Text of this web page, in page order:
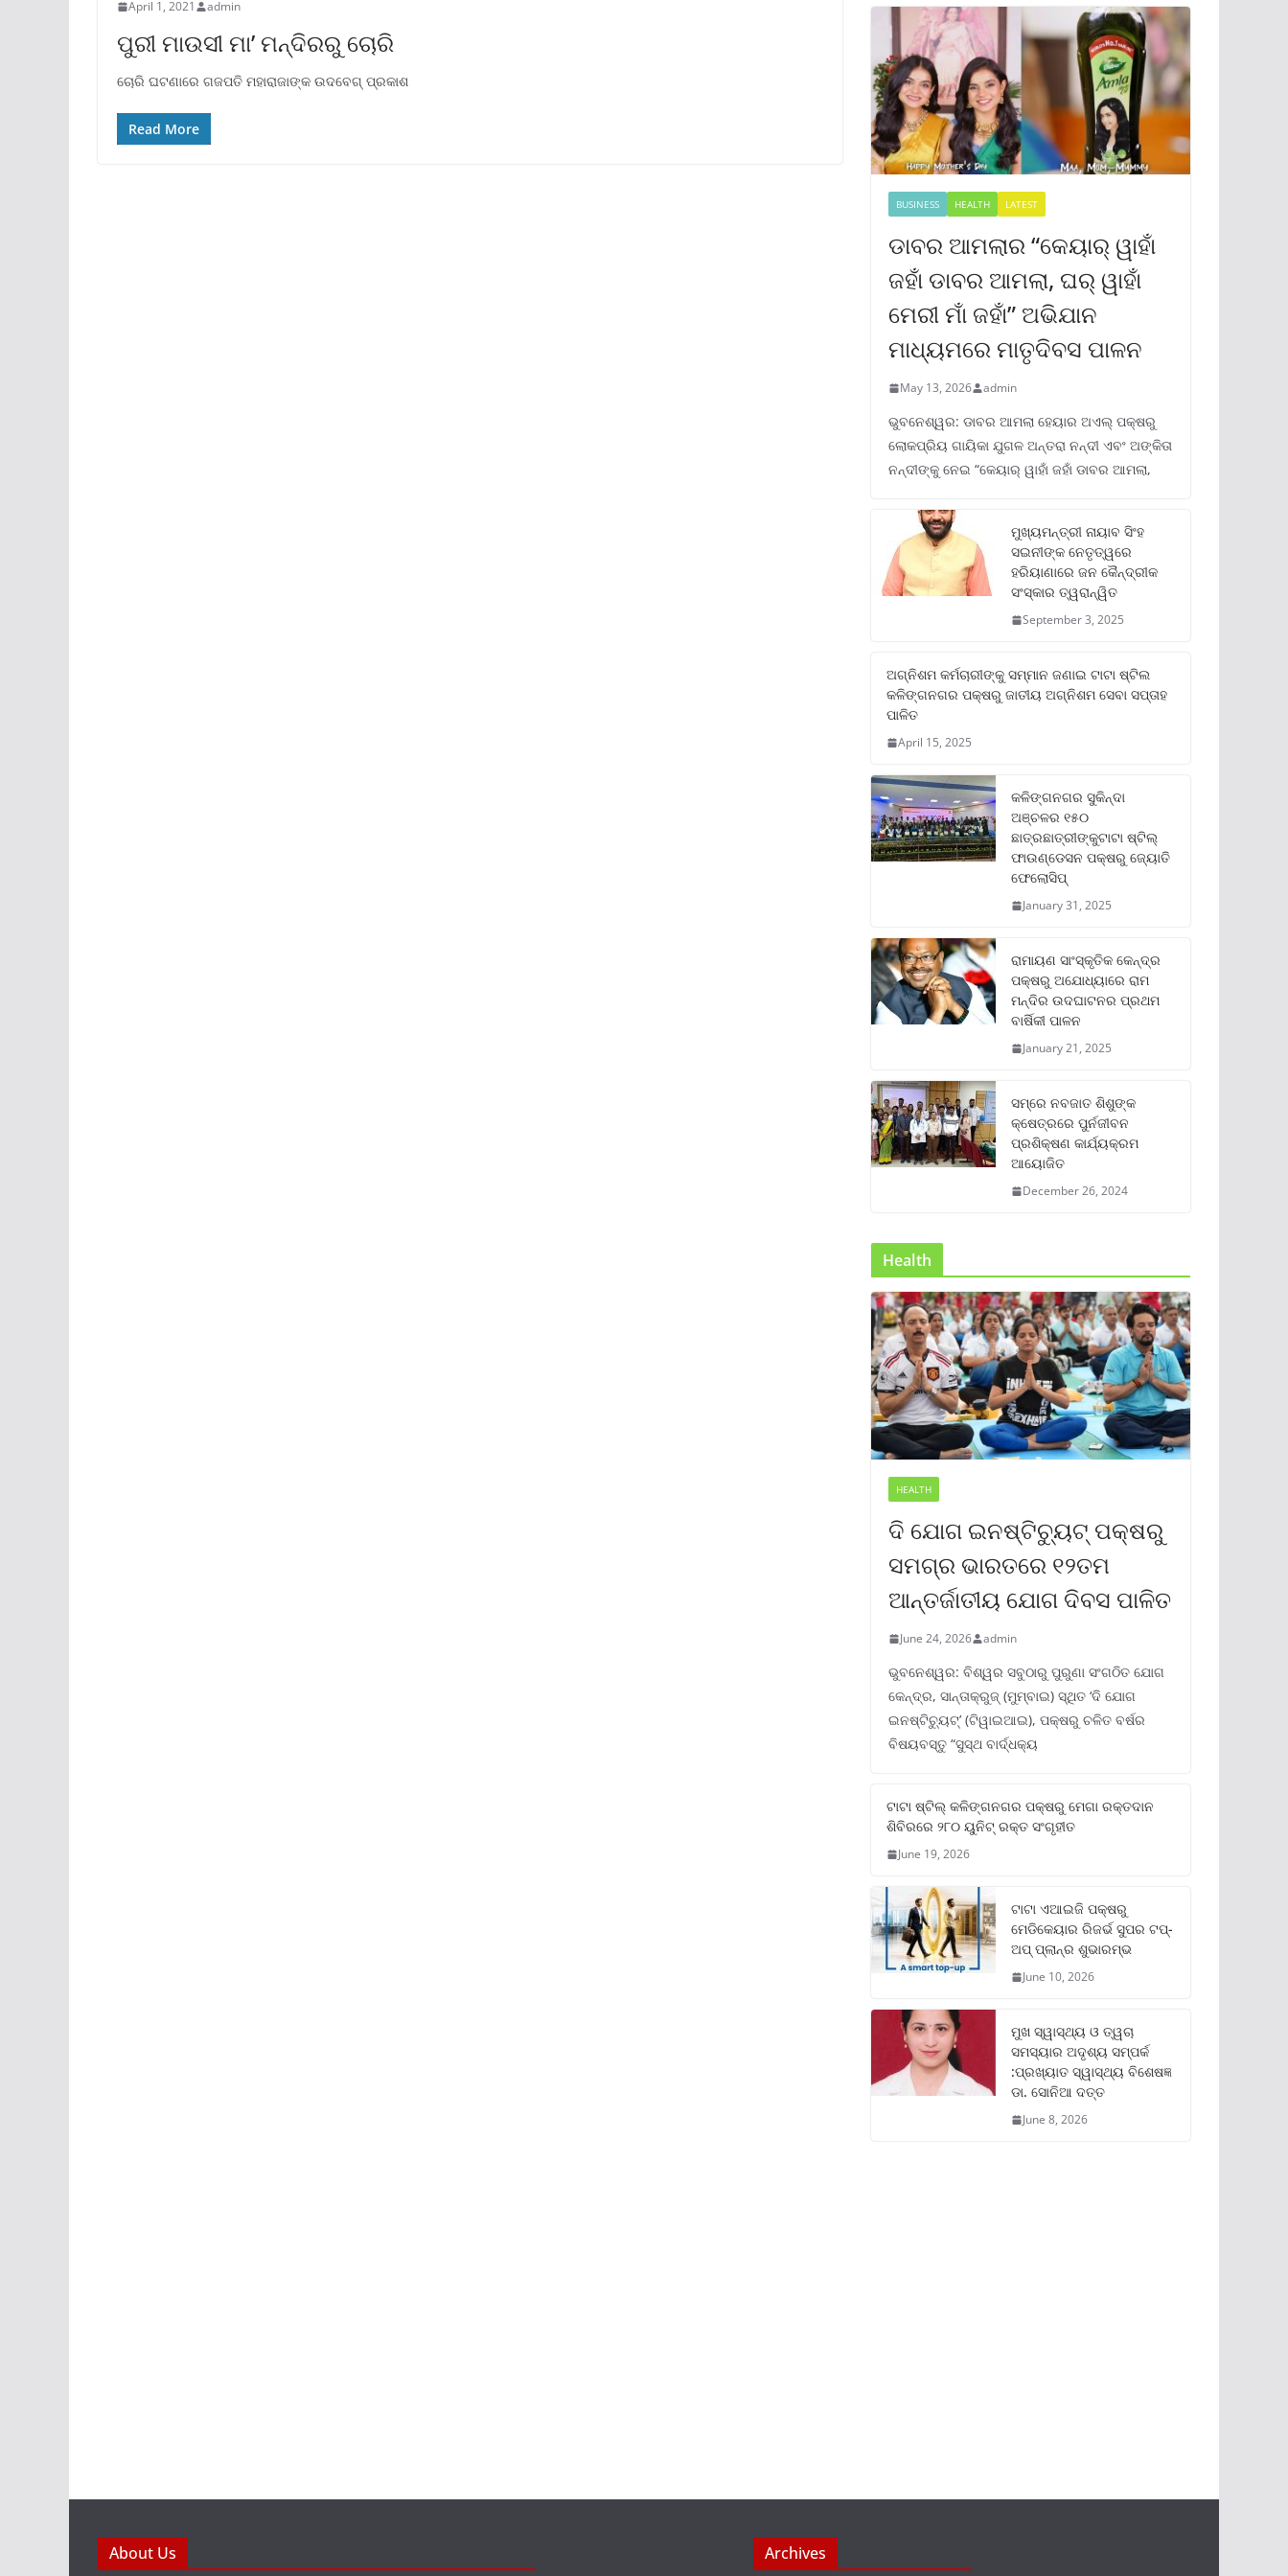
April 1, 2021 admin
ପୁରୀ ମାଉସୀ ମା’ ମନ୍ଦିରରୁ ଚୋରି
ଚୋରି ଘଟଣାରେ ଗଜପତି ମହାରାଜାଙ୍କ ଉଦବେଗ୍ ପ୍ରକାଶ
Read More
BUSINESS HEALTH LATEST
ଡାବର ଆମଲାର “କେୟାର୍ ୱାହାଁ
ଜହାଁ ଡାବର ଆମଲା, ଘର୍ ୱାହାଁ
ମେରୀ ମାଁ ଜହାଁ” ଅଭିଯାନ
ମାଧ୍ୟମରେ ମାତୃଦିବସ ପାଳନ
May 13, 2026 admin
ଭୁବନେଶ୍ୱର: ଡାବର ଆମଲା ହେୟାର ଅଏଲ୍ ପକ୍ଷରୁ
ଲୋକପ୍ରିୟ ଗାୟିକା ଯୁଗଳ ଅନ୍ତରା ନନ୍ଦୀ ଏବଂ ଅଙ୍କିତା
ନନ୍ଦୀଙ୍କୁ ନେଇ “କେୟାର୍ ୱାହାଁ ଜହାଁ ଡାବର ଆମଲା,
ମୁଖ୍ୟମନ୍ତ୍ରୀ ନାୟାବ ସିଂହ
ସଇନୀଙ୍କ ନେତୃତ୍ୱରେ
ହରିୟାଣାରେ ଜନ କୈନ୍ଦ୍ରୀକ
ସଂସ୍କାର ତ୍ୱରାନ୍ୱିତ
September 3, 2025
ଅଗ୍ନିଶମ କର୍ମଚାରୀଙ୍କୁ ସମ୍ମାନ ଜଣାଇ ଟାଟା ଷ୍ଟିଲ
କଳିଙ୍ଗନଗର ପକ୍ଷରୁ ଜାତୀୟ ଅଗ୍ନିଶମ ସେବା ସପ୍ତାହ
ପାଳିତ
April 15, 2025
କଳିଙ୍ଗନଗର ସୁକିନ୍ଦା
ଅଞ୍ଚଳର ୧୫୦
ଛାତ୍ରଛାତ୍ରୀଙ୍କୁଟାଟା ଷ୍ଟିଲ୍
ଫାଉଣ୍ଡେସନ ପକ୍ଷରୁ ଜ୍ୟୋତି
ଫେଲୋସିପ୍‌
January 31, 2025
ରାମାୟଣ ସାଂସ୍କୃତିକ କେନ୍ଦ୍ର
ପକ୍ଷରୁ ଅଯୋଧ୍ୟାରେ ରାମ
ମନ୍ଦିର ଉଦଘାଟନର ପ୍ରଥମ
ବାର୍ଷିକୀ ପାଳନ
January 21, 2025
ସମ୍‌ରେ ନବଜାତ ଶିଶୁଙ୍କ
କ୍ଷେତ୍ରରେ ପୁର୍ନଜୀବନ
ପ୍ରଶିକ୍ଷଣ କାର୍ଯ୍ୟକ୍ରମ
ଆୟୋଜିତ
December 26, 2024
Health
HEALTH
ଦି ଯୋଗ ଇନଷ୍ଟିଚ୍ୟୁଟ୍ ପକ୍ଷରୁ
ସମଗ୍ର ଭାରତରେ ୧୨ତମ
ଆନ୍ତର୍ଜାତୀୟ ଯୋଗ ଦିବସ ପାଳିତ
June 24, 2026 admin
ଭୁବନେଶ୍ୱର: ବିଶ୍ୱର ସବୁଠାରୁ ପୁରୁଣା ସଂଗଠିତ ଯୋଗ
କେନ୍ଦ୍ର, ସାନ୍ତାକ୍ରୁଜ୍ (ମୁମ୍ବାଇ) ସ୍ଥିତ ‘ଦି ଯୋଗ
ଇନଷ୍ଟିଚ୍ୟୁଟ୍‌’ (ଟିୱାଇଆଇ), ପକ୍ଷରୁ ଚଳିତ ବର୍ଷର
ବିଷୟବସ୍ତୁ “ସୁସ୍ଥ ବାର୍ଦ୍ଧକ୍ୟ
ଟାଟା ଷ୍ଟିଲ୍‌ କଳିଙ୍ଗନଗର ପକ୍ଷରୁ ମେଗା ରକ୍ତଦାନ
ଶିବିରରେ ୨୮୦ ୟୁନିଟ୍‌ ରକ୍ତ ସଂଗୃହୀତ
June 19, 2026
ଟାଟା ଏଆଇଜି ପକ୍ଷରୁ
ମେଡିକେୟାର ରିଜର୍ଭ ସୁପର ଟପ୍‌-
ଅପ୍ ପ୍ଲାନ୍‌ର ଶୁଭାରମ୍ଭ
June 10, 2026
ମୁଖ ସ୍ୱାସ୍ଥ୍ୟ ଓ ତ୍ୱଚା
ସମସ୍ୟାର ଅଦୃଶ୍ୟ ସମ୍ପର୍କ
:ପ୍ରଖ୍ୟାତ ସ୍ୱାସ୍ଥ୍ୟ ବିଶେଷଜ୍ଞ
ଡା. ସୋନିଆ ଦତ୍ତ
June 8, 2026
About Us Archives